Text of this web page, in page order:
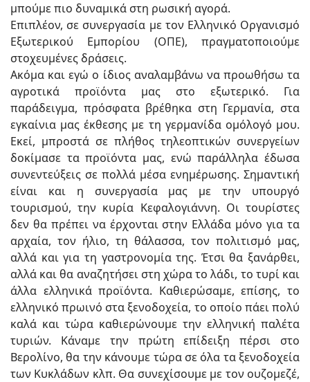
μπούμε πιο δυναμικά στη ρωσική αγορά.
Επιπλέον, σε συνεργασία με τον Ελληνικό Οργανισμό
Εξωτερικού Εμπορίου (ΟΠΕ), πραγματοποιούμε
στοχευμένες δράσεις.
Ακόμα και εγώ ο ίδιος αναλαμβάνω να προωθήσω τα
αγροτικά προϊόντα μας στο εξωτερικό. Για
παράδειγμα, πρόσφατα βρέθηκα στη Γερμανία, στα
εγκαίνια μας έκθεσης με τη γερμανίδα ομόλογό μου.
Εκεί, μπροστά σε πλήθος τηλεοπτικών συνεργείων
δοκίμασε τα προϊόντα μας, ενώ παράλληλα έδωσα
συνεντεύξεις σε πολλά μέσα ενημέρωσης. Σημαντική
είναι και η συνεργασία μας με την υπουργό
τουρισμού, την κυρία Κεφαλογιάννη. Οι τουρίστες
δεν θα πρέπει να έρχονται στην Ελλάδα μόνο για τα
αρχαία, τον ήλιο, τη θάλασσα, τον πολιτισμό μας,
αλλά και για τη γαστρονομία της. Έτσι θα ξανάρθει,
αλλά και θα αναζητήσει στη χώρα το λάδι, το τυρί και
άλλα ελληνικά προϊόντα. Καθιερώσαμε, επίσης, το
ελληνικό πρωινό στα ξενοδοχεία, το οποίο πάει πολύ
καλά και τώρα καθιερώνουμε την ελληνική παλέτα
τυριών. Κάναμε την πρώτη επίδειξη πέρσι στο
Βερολίνο, θα την κάνουμε τώρα σε όλα τα ξενοδοχεία
των Κυκλάδων κλπ. Θα συνεχίσουμε με τον ουζομεζέ,